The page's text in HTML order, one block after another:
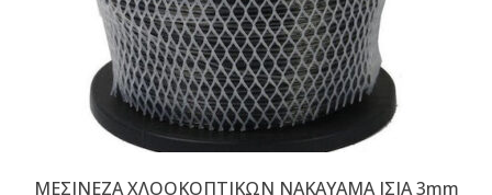
ΜΕΣΙΝΕΖΑ ΧΛΟΟΚΟΠΤΙΚΩΝ NAKAYAMA ΙΣΙΑ 3mm